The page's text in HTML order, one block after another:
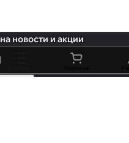
на новости и акции
политикой